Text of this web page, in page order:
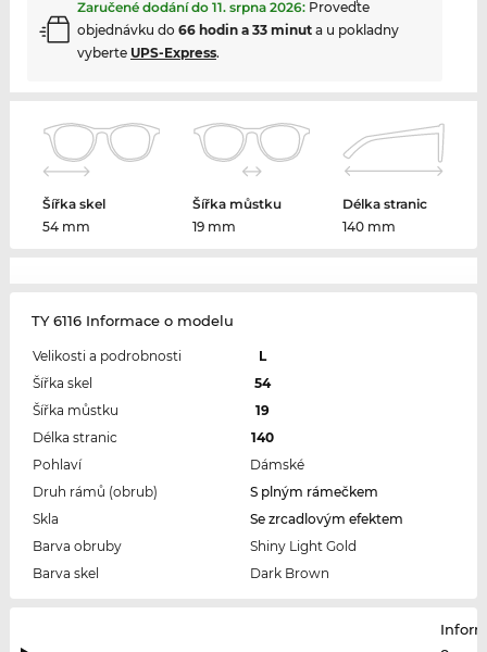
Zaručené dodání do 11. srpna 2026: Proveďte
objednávku do 66 hodin a 33 minuta u pokladny
vyberte UPS-Express.
Šířka skel
54 mm
Šířka můstku
19 mm
Délka stranic
140 mm
TY 6116 Informace o modelu
Velikosti a podrobnosti
L
Šířka skel
54
Šířka můstku
19
Délka stranic
140
Pohlaví
Dámské
Druh rámů (obrub)
S plným rámečkem
Skla
Se zrcadlovým efektem
Barva obruby
Shiny Light Gold
Barva skel
Dark Brown